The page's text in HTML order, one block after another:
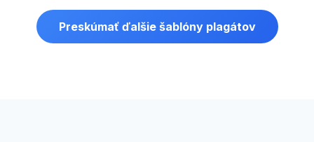
Preskúmať ďalšie šablóny plagátov